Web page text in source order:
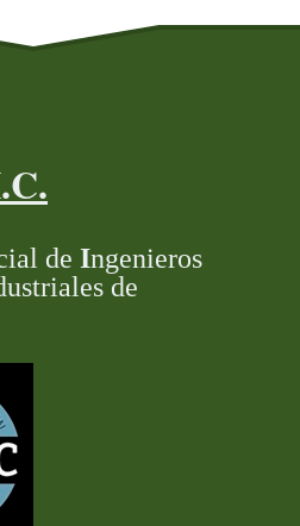
de Ingenieros
de